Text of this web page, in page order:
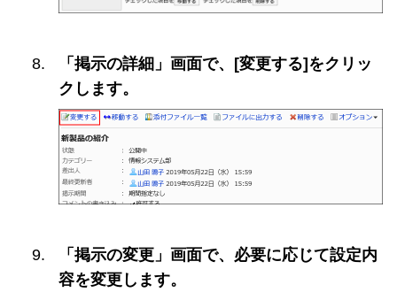
「掲示の詳細」画面で、[変更する]をクリッ
クします。
「掲示の変更」画面で、必要に応じて設定内
容を変更します。